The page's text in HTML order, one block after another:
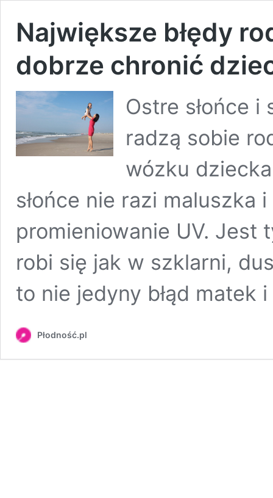
Największe błędy
dobrze chronić
Ostre słońce
radzą sobie
wózku
słońce nie razi maluszka
promieniowanie UV. Jest
robi się jak w szklarni,
to nie jedyny błąd matek
Płodność.pl